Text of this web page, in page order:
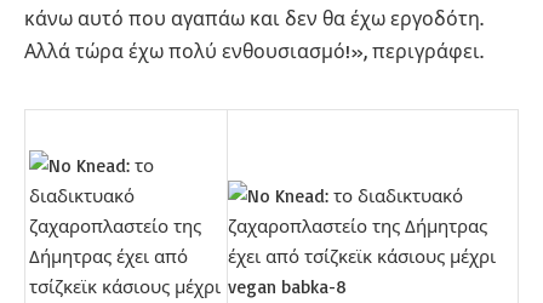
κάνω αυτό που αγαπάω και δεν θα έχω εργοδότη.
Αλλά τώρα έχω πολύ ενθουσιασμό!», περιγράφει.